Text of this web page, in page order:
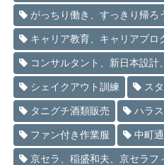
がっちり働き、すっきり帰ろ
キャリア教育、キャリアプロ
コンサルタント、新日本設
シェイクアウト訓練 ス
タニグチ酒類販売 ハラ
ファン付き作業服 中町
京セラ、稲盛和夫、京セラフ